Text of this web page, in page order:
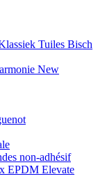
Tuiles Bisch
New
non-adhésif
EPDM Elevate